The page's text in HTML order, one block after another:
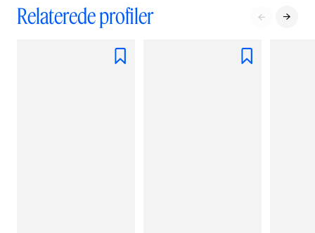
Relaterede profiler  
 